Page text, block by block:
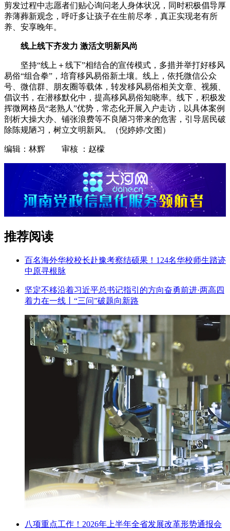
剪发过程中志愿者们贴心询问老人身体状况，同时积极倡导厚
养薄葬新观念，呼吁多让孩子在生前尽孝，真正实现老有所
养、安享晚年。
线上线下齐发力 激活文明新风尚
坚持“线上＋线下”相结合的宣传模式，多措并举打好移风
易俗“组合拳”，培育移风易俗新土壤。线上，依托微信公众
号、微信群、朋友圈等载体，转发移风易俗相关文章、视频、
倡议书，在潜移默化中，提高移风易俗知晓率。线下，积极发
挥微网格员“老熟人”优势，常态化开展入户走访，以具体案例
剖析大操大办、铺张浪费等不良陋习带来的危害，引导居民破
除陈规陋习，树立文明新风。（倪婷婷/文图）
编辑：林辉 审核 ：赵檬
推荐阅读
百名海外华校校长赴豫考察结硕果！124名华校师生踏迹
中原寻根脉
坚定不移沿着习近平总书记指引的方向奋勇前进·两高四
着力在一线丨“三问”破题向新路
八项重点工作！2026年上半年全省发展改革形势通报会